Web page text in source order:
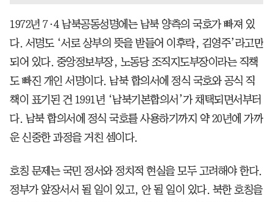
1972년 7·4 남북공동성명에는 남북 양측의 국호가 빠져 있
다. 서명도 ‘서로 상부의 뜻을 받들어 이후락, 김영주’라고만
되어 있다. 중앙정보부장, 노동당 조직지도부장이라는 직책
도 빠진 개인 서명이다. 남북 합의서에 정식 국호와 공식 직
책이 표기된 건 1991년 ‘남북기본합의서’가 채택되면서부터
다. 남북 합의서에 정식 국호를 사용하기까지 약 20년에 가까
운 신중한 과정을 거친 셈이다.
호칭 문제는 국민 정서와 정치적 현실을 모두 고려해야 한다.
정부가 앞장서서 될 일이 있고, 안 될 일이 있다. 북한 호칭을